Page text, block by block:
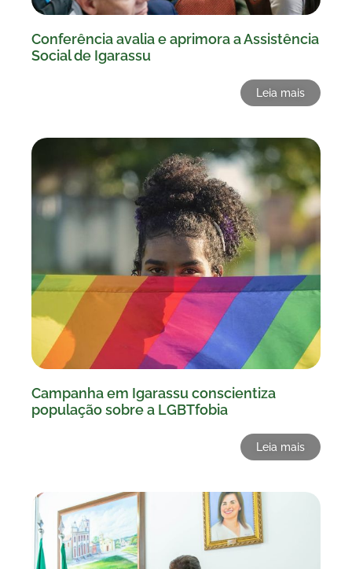
Conferência avalia e aprimora a Assistência
Social de Igarassu
Leia mais
Campanha em Igarassu conscientiza
população sobre a LGBTfobia
Leia mais